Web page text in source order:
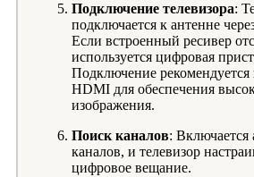
Подключение телевизора:
подключается к антенне
Если встроенный ресивер
используется цифровая
Подключение рекомендуется
HDMI для обеспечения
изображения.
Поиск каналов: Включается
каналов, и телевизор
цифровое вещание.